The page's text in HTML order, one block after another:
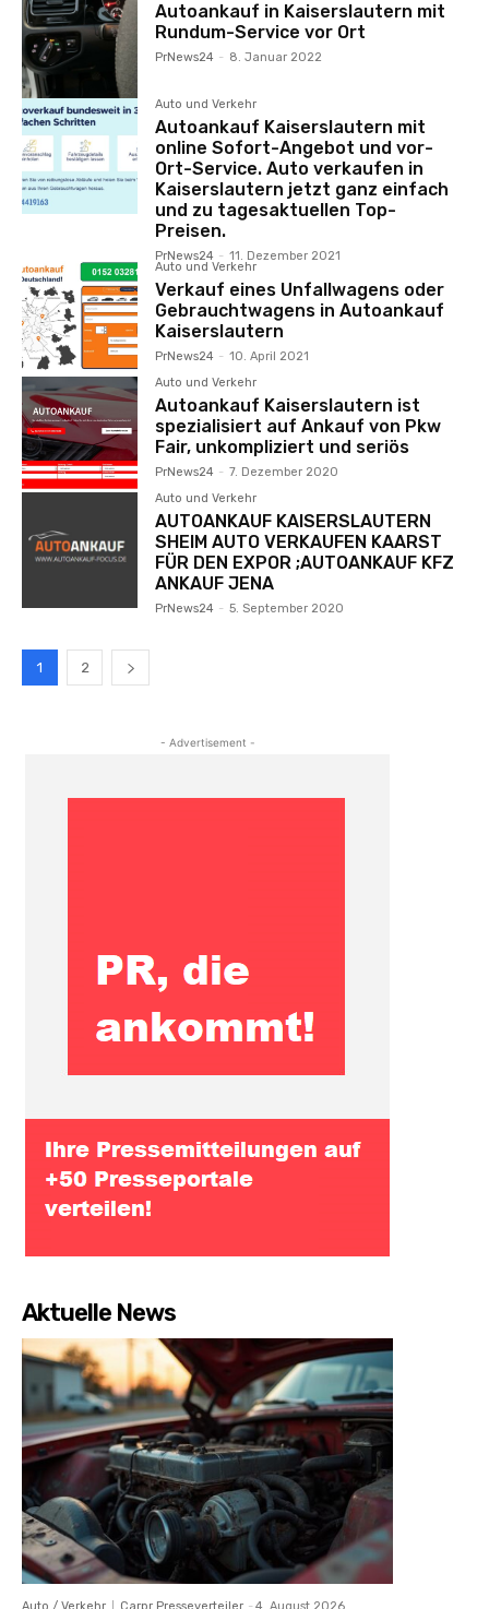
Autoankauf in Kaiserslautern mit
Rundum-Service vor Ort
PrNews24 - 8. Januar 2022
Auto und Verkehr
Autoankauf Kaiserslautern mit
online Sofort-Angebot und vor-
Ort-Service. Auto verkaufen in
Kaiserslautern jetzt ganz einfach
und zu tagesaktuellen Top-
Preisen.
PrNews24 - 11. Dezember 2021
Auto und Verkehr
Verkauf eines Unfallwagens oder
Gebrauchtwagens in Autoankauf
Kaiserslautern
PrNews24 - 10. April 2021
Auto und Verkehr
Autoankauf Kaiserslautern ist
spezialisiert auf Ankauf von Pkw
Fair, unkompliziert und seriös
PrNews24 - 7. Dezember 2020
Auto und Verkehr
AUTOANKAUF KAISERSLAUTERN
SHEIM AUTO VERKAUFEN KAARST
FÜR DEN EXPOR ;AUTOANKAUF KFZ
ANKAUF JENA
PrNews24 - 5. September 2020
1 2
- Advertisement -
Aktuelle News
Auto / Verkehr Carpr Presseverteiler - 4. August 2026